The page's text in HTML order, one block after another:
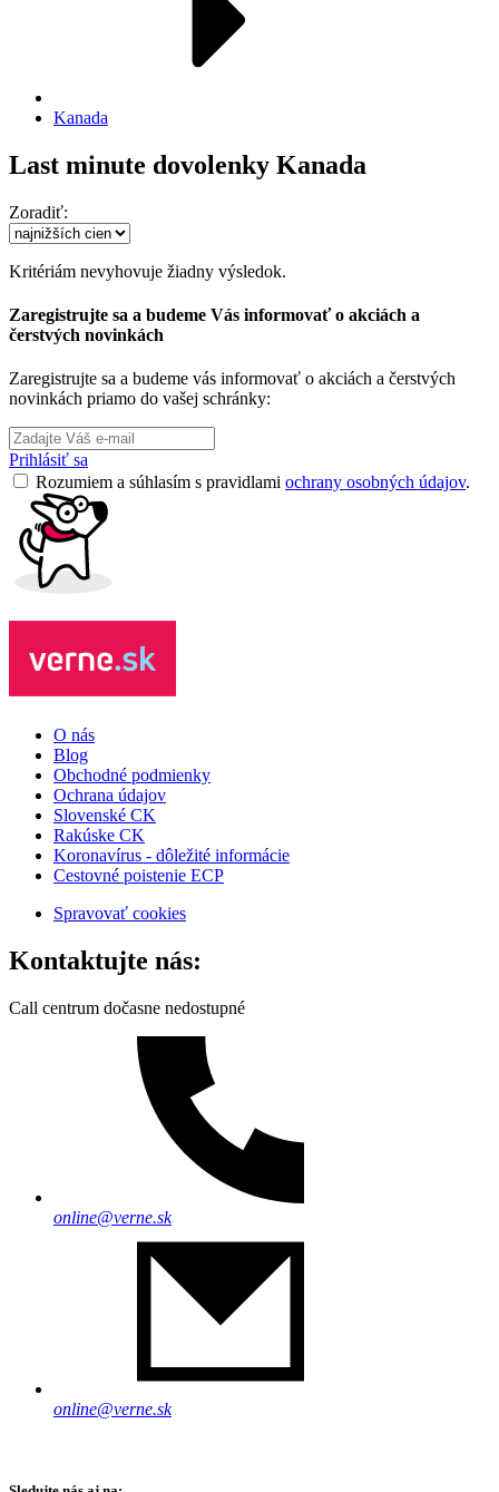
Kanada
Last minute dovolenky Kanada
Zoradiť:
Kritériám nevyhovuje žiadny výsledok.
Zaregistrujte sa a budeme Vás informovať o akciách a
čerstvých novinkách
Zaregistrujte sa a budeme vás informovať o akciách a čerstvých
novinkách priamo do vašej schránky:
Prihlásiť sa
Rozumiem a súhlasím s pravidlami ochrany osobných údajov.
O nás
Blog
Obchodné podmienky
Ochrana údajov
Slovenské CK
Rakúske CK
Koronavírus - dôležité informácie
Cestovné poistenie ECP
Spravovať cookies
Kontaktujte nás:
Call centrum dočasne nedostupné
online@verne.sk
online@verne.sk